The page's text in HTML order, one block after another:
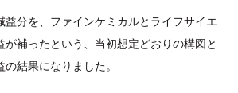
益分を、ファインケミカルとライフサイエ
が補ったという、当初想定どおりの構図と
結果になりました。